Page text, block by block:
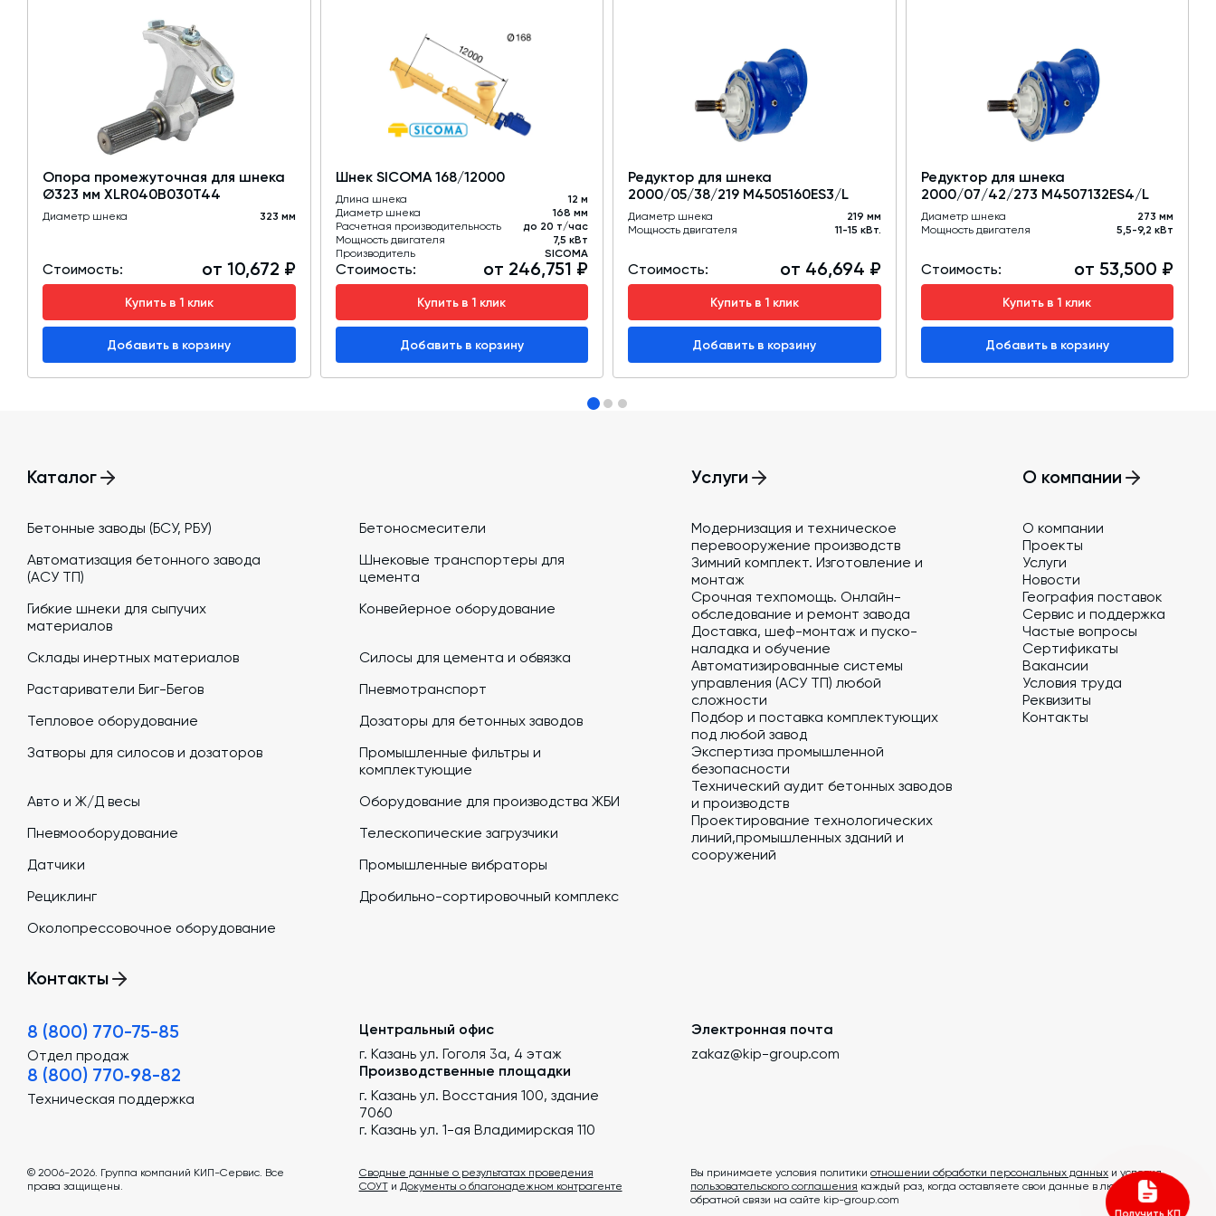
Опора промежуточная для шнека
Ø323 мм XLR040B030T44
Диаметр шнека 323 мм
Стоимость: от 10,672 ₽
Купить в 1 клик
Добавить в корзину
Шнек SICOMA 168/12000
Длина шнека
12 м
Диаметр шнека
168 мм
Расчетная производительность
до 20 т/час
Мощность двигателя
7,5 кВт
Производитель
SICOMA
Стоимость: от 246,751 ₽
Купить в 1 клик
Добавить в корзину
Редуктор для шнека
2000/05/38/219 M4505160ES3/L
Диаметр шнека
219 мм
Мощность двигателя
11-15 кВт.
Стоимость: от 46,694 ₽
Купить в 1 клик
Добавить в корзину
Редуктор для шнека
2000/07/42/273 M4507132ES4/L
Диаметр шнека
273 мм
Мощность двигателя
5,5-9,2 кВт
Стоимость: от 53,500 ₽
Купить в 1 клик
Добавить в корзину
Каталог
Бетонные заводы (БСУ, РБУ)
Бетоносмесители
Автоматизация бетонного завода
(АСУ ТП)
Шнековые транспортеры для
цемента
Гибкие шнеки для сыпучих
материалов
Конвейерное оборудование
Склады инертных материалов
Силосы для цемента и обвязка
Растариватели Биг-Бегов
Пневмотранспорт
Тепловое оборудование
Дозаторы для бетонных заводов
Затворы для силосов и дозаторов
Промышленные фильтры и
комплектующие
Авто и Ж/Д весы
Оборудование для производства ЖБИ
Пневмооборудование
Телескопические загрузчики
Датчики
Промышленные вибраторы
Рециклинг
Дробильно-сортировочный комплекс
Околопрессовочное оборудование
Услуги
Модернизация и техническое
перевооружение производств
Зимний комплект. Изготовление и
монтаж
Срочная техпомощь. Онлайн-
обследование и ремонт завода
Доставка, шеф-монтаж и пуско-
наладка и обучение
Автоматизированные системы
управления (АСУ ТП) любой
сложности
Подбор и поставка комплектующих
под любой завод
Экспертиза промышленной
безопасности
Технический аудит бетонных заводов
и производств
Проектирование технологических
линий,промышленных зданий и
сооружений
О компании
О компании
Проекты
Услуги
Новости
География поставок
Сервис и поддержка
Частые вопросы
Сертификаты
Вакансии
Условия труда
Реквизиты
Контакты
Контакты
8 (800) 770-75-85
Отдел продаж
8 (800) 770‑98-82
Техническая поддержка
Центральный офис
г. Казань ул. Гоголя 3а, 4 этаж
Производственные площадки
г. Казань ул. Восстания 100, здание
7060
г. Казань ул. 1-ая Владимирская 110
Электронная почта
zakaz@kip-group.com
© 2006-2026. Группа компаний КИП-Сервис. Все
права защищены.
Сводные данные о результатах проведения
СОУТи Документы о благонадежном контрагенте
Вы принимаете условия политикиотношении обработки персональных данных и условия
пользовательского соглашения каждый раз, когда оставляете свои данные в любой форме
обратной связи на сайте kip-group.com
Получить КП